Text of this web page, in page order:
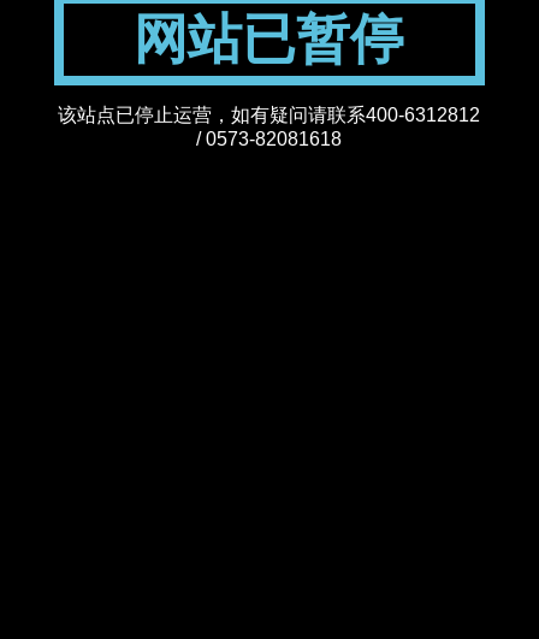
网站已暂停
该站点已停止运营，如有疑问请联系400-6312812
/ 0573-82081618